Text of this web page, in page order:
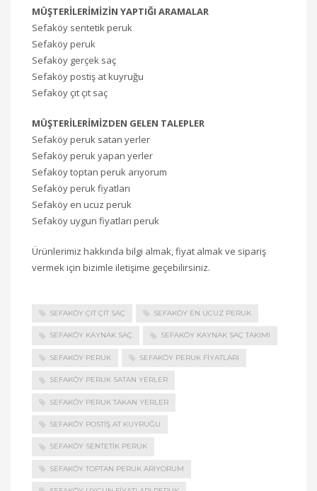
MÜŞTERİLERİMİZİN YAPTIĞI ARAMALAR
Sefaköy sentetik peruk
Sefaköy peruk
Sefaköy gerçek saç
Sefaköy postiş at kuyruğu
Sefaköy çıt çıt saç
MÜŞTERİLERİMİZDEN GELEN TALEPLER
Sefaköy peruk satan yerler
Sefaköy peruk yapan yerler
Sefaköy toptan peruk arıyorum
Sefaköy peruk fiyatları
Sefaköy en ucuz peruk
Sefaköy uygun fiyatları peruk
Ürünlerimiz hakkında bilgi almak, fiyat almak ve sipariş
vermek için bizimle iletişime geçebilirsiniz.
SEFAKÖY ÇIT ÇIT SAÇ SEFAKÖY EN UCUZ PERUK
SEFAKÖY KAYNAK SAÇ SEFAKÖY KAYNAK SAÇ TAKIMI
SEFAKÖY PERUK SEFAKÖY PERUK FIYATLARI
SEFAKÖY PERUK SATAN YERLER
SEFAKÖY PERUK TAKAN YERLER
SEFAKÖY POSTIŞ AT KUYRUĞU
SEFAKÖY SENTETIK PERUK
SEFAKÖY TOPTAN PERUK ARIYORUM